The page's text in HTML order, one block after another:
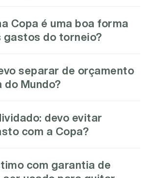
Copa é uma boa forma
gastos do torneio?
separar de orçamento
do Mundo?
devo evitar
com a Copa?
com garantia de